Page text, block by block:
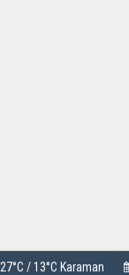
27°C / 13°C Karaman